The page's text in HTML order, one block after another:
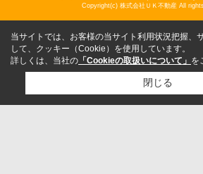
Copyright(c) 株式会社ＵＫ不動産 All
当サイトでは、お客様の当サイト利用状況把握、
して、クッキー（Cookie）を使用しています。
詳しくは、当社の 「Cookieの取扱いについて」 を
閉じる